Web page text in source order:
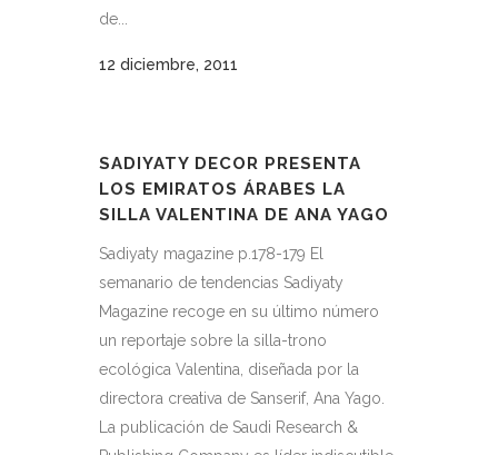
de...
12 diciembre, 2011
SADIYATY DECOR PRESENTA
LOS EMIRATOS ÁRABES LA
SILLA VALENTINA DE ANA YAGO
Sadiyaty magazine p.178-179 El
semanario de tendencias Sadiyaty
Magazine recoge en su último número
un reportaje sobre la silla-trono
ecológica Valentina, diseñada por la
directora creativa de Sanserif, Ana Yago.
La publicación de Saudi Research &